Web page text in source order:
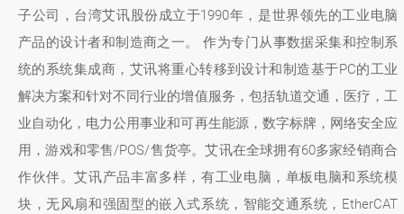
子公司，台湾艾讯股份成立于1990年，是世界领先的工业电脑
产品的设计者和制造商之一。 作为专门从事数据采集和控制系
统的系统集成商，艾讯将重心转移到设计和制造基于PC的工业
解决方案和针对不同行业的增值服务，包括轨道交通，医疗，工
业自动化，电力公用事业和可再生能源，数字标牌，网络安全应
用，游戏和零售/POS/售货亭。艾讯在全球拥有60多家经销商合
作伙伴。艾讯产品丰富多样，有工业电脑，单板电脑和系统模
块，无风扇和强固型的嵌入式系统，智能交通系统，EtherCAT